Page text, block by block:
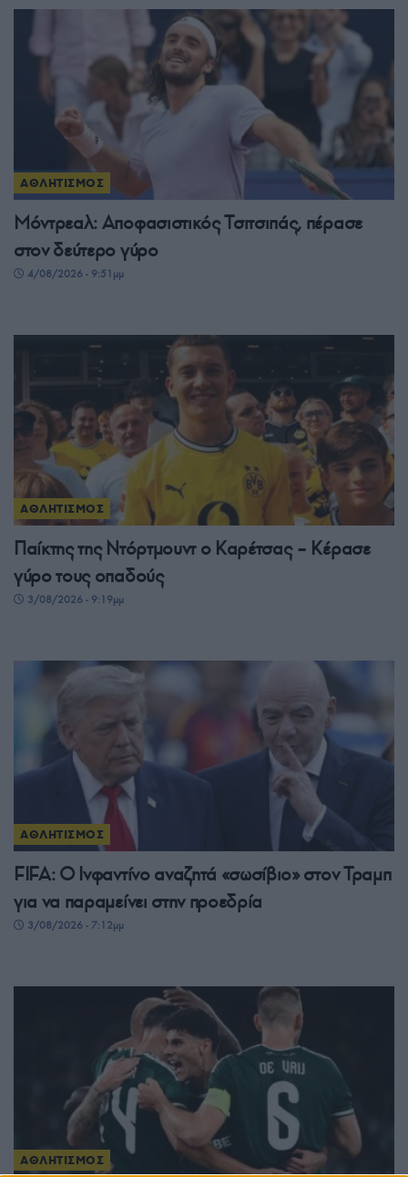
ΑΘΛΗΤΙΣΜΟΣ
Μόντρεαλ: Αποφασιστικός Τσιτσιπάς, πέρασε
στον δεύτερο γύρο
4/08/2026 - 9:51μμ
ΑΘΛΗΤΙΣΜΟΣ
Παίκτης της Ντόρτμουντ ο Καρέτσας – Κέρασε
γύρο τους οπαδούς
3/08/2026 - 9:19μμ
ΑΘΛΗΤΙΣΜΟΣ
FIFA: Ο Ινφαντίνο αναζητά «σωσίβιο» στον Τραμπ
για να παραμείνει στην προεδρία
3/08/2026 - 7:12μμ
ΑΘΛΗΤΙΣΜΟΣ